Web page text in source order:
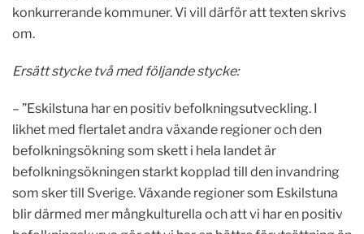
konkurrerande kommuner. Vi vill därför att texten skrivs
om.
Ersätt stycke två med följande stycke:
– ”Eskilstuna har en positiv befolkningsutveckling. I
likhet med flertalet andra växande regioner och den
befolkningsökning som skett i hela landet är
befolkningsökningen starkt kopplad till den invandring
som sker till Sverige. Växande regioner som Eskilstuna
blir därmed mer mångkulturella och att vi har en positiv